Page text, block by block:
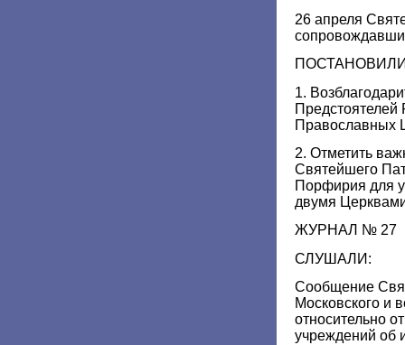
26 апреля
1.
Предстоятелей
Православных
2. Отметить
Святейшего
Порфирия для
двумя
ЖУРНАЛ № 27
СЛУШАЛИ:
Сообщение
Московского и
относительно
учреждений об